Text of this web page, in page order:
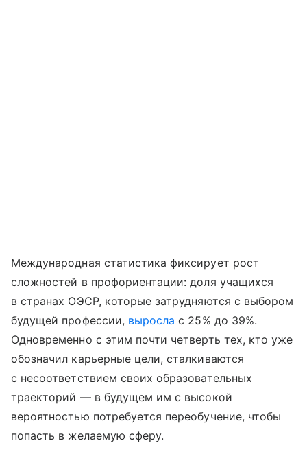
Международная статистика фиксирует рост
сложностей в профориентации: доля учащихся
в странах ОЭСР, которые затрудняются с выбором
будущей профессии, выросла с 25% до 39%.
Одновременно с этим почти четверть тех, кто уже
обозначил карьерные цели, сталкиваются
с несоответствием своих образовательных
траекторий — в будущем им с высокой
вероятностью потребуется переобучение, чтобы
попасть в желаемую сферу.